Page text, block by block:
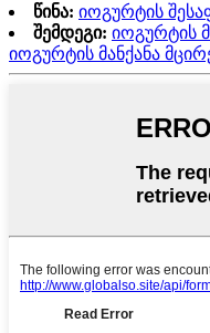
წინა: იოგურტის
შემდეგი: იოგურტის
იოგურტის მანქანა